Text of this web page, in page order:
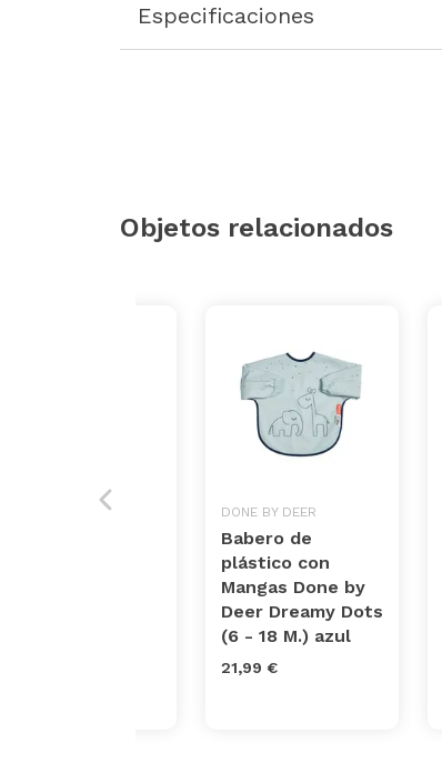
Especificaciones
Objetos relacionados
DONE BY DEER
Babero de
plástico con
Mangas Done by
Deer Dreamy Dots
(6 - 18 M.) azul
21,99 €